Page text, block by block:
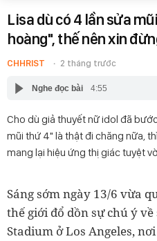
Lisa dù có 4 lần sửa
hoàng", thế nên xin
CHHRIST 2 tháng trước
Nghe đọc bài 4:55
Cho dù giả thuyết nữ idol đã
mũi thứ 4" là thật đi chăng nữa,
mang lại hiệu ứng thị giác tuyệt
Sáng sớm ngày 13/6 vừa
thế giới đổ dồn sự chú ý
Stadium ở Los Angeles,